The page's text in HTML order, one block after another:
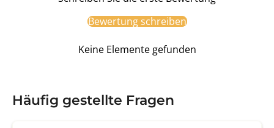
Bewertung schreiben
Keine Elemente gefunden
Häufig gestellte Fragen